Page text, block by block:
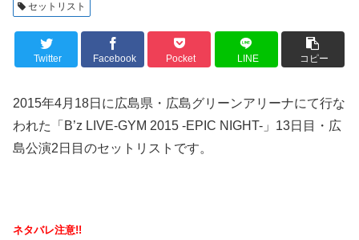
セットリスト
Twitter Facebook Pocket LINE コピー
2015年4月18日に広島県・広島グリーンアリーナにて行な
われた「B’z LIVE-GYM 2015 -EPIC NIGHT-」13日目・広
島公演2日目のセットリストです。
ネタバレ注意!!